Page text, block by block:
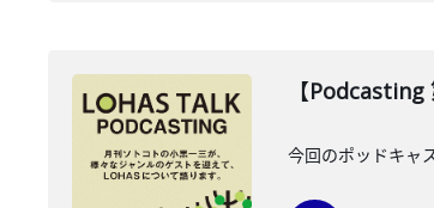
【
今回のポッドキャ